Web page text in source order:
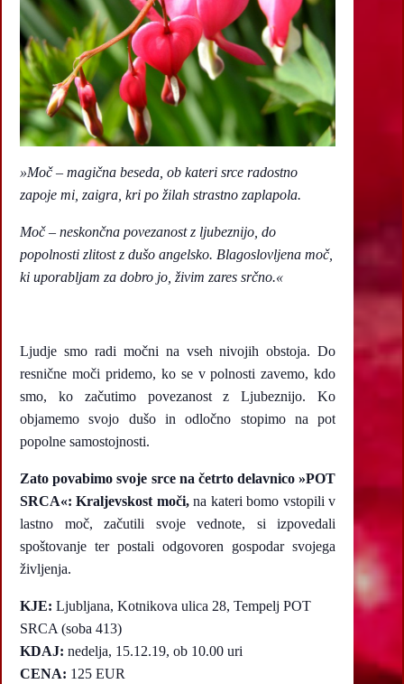
»Moč – magična beseda, ob kateri srce radostno
zapoje mi, zaigra, kri po žilah strastno zaplapola.
Moč – neskončna povezanost z ljubeznijo, do
popolnosti zlitost z dušo angelsko. Blagoslovljena moč,
ki uporabljam za dobro jo, živim zares srčno.«
Ljudje smo radi močni na vseh nivojih obstoja. Do
resnične moči pridemo, ko se v polnosti zavemo, kdo
smo, ko začutimo povezanost z Ljubeznijo. Ko
objamemo svojo dušo in odločno stopimo na pot
popolne samostojnosti.
Zato povabimo svoje srce na četrto delavnico »POT
SRCA«: Kraljevskost moči,na kateri bomo vstopili v
lastno moč, začutili svoje vednote, si izpovedali
spoštovanje ter postali odgovoren gospodar svojega
življenja.
KJE: Ljubljana, Kotnikova ulica 28, Tempelj POT
SRCA (soba 413)
KDAJ: nedelja, 15.12.19, ob 10.00 uri
CENA: 125 EUR